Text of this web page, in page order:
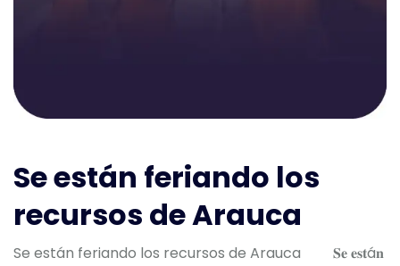
Se están feriando los
recursos de Arauca
Se están feriando los recursos de Arauca 𝐒𝐞 𝐞𝐬𝐭á𝐧